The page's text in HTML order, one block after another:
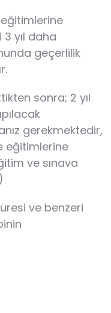
eğitimlerine
yıl daha
geçerlilik
sonra; 2 yıl
gerekmektedir,
eğitimlerine
ve sınava
ve benzeri